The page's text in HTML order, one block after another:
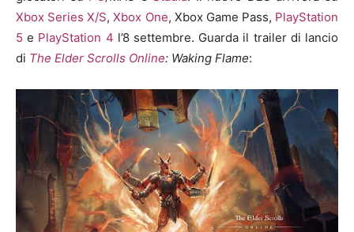
Xbox Series X/S,Xbox One, Xbox Game Pass, PlayStation
5 e PlayStation 4 l’8 settembre. Guarda il trailer di lancio
di The Elder Scrolls Online: Waking Flame: